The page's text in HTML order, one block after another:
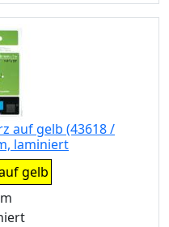
auf gelb (43618 /
laminiert
gelb